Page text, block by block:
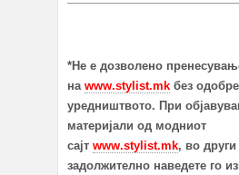
*Не е дозволено
на www.stylist.mk без
уредништвото. При
материјали од модниот
сајт www.stylist.mk, во
задолжително наведете го